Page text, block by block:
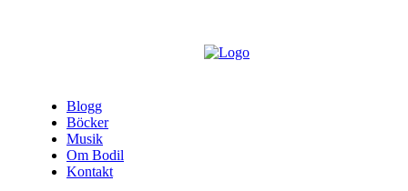
Blogg
Böcker
Musik
Om Bodil
Kontakt